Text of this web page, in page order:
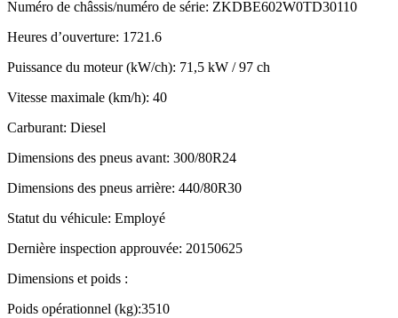
Numéro de châssis/numéro de série: ZKDBE602W0TD30110
Heures d’ouverture: 1721.6
Puissance du moteur (kW/ch): 71,5 kW / 97 ch
Vitesse maximale (km/h): 40
Carburant: Diesel
Dimensions des pneus avant: 300/80R24
Dimensions des pneus arrière: 440/80R30
Statut du véhicule: Employé
Dernière inspection approuvée: 20150625
Dimensions et poids :
Poids opérationnel (kg):3510